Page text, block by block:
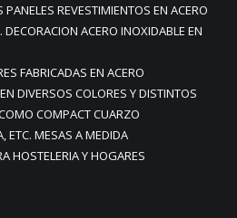
REVESTIMIENTOS EN ACERO
ACERO INOXIDABLE EN
FABRICADAS EN ACERO
DIVERSOS COLORES Y DISTINTOS
COMPACT CUARZO
ETC. MESAS A MEDIDA
HOSTELERIA Y HOGARES